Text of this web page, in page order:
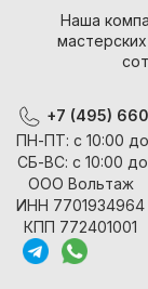
Наша
+7 (495)
ПН-ПТ: с 10:00
СБ-ВС: с 10:00 до
ООО Вольтаж
ИНН 7701934964
КПП 772401001